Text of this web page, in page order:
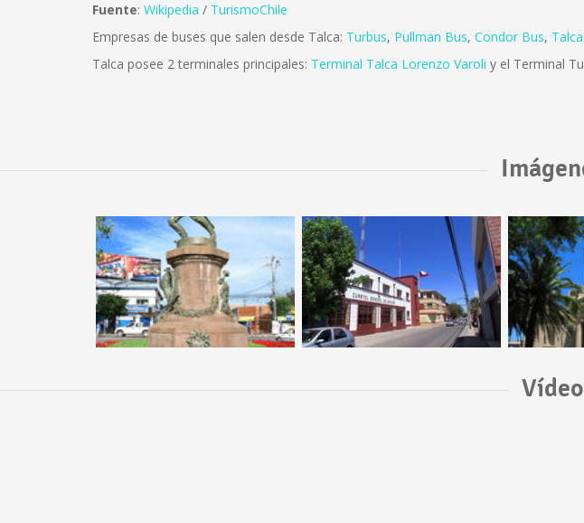
Fuente: Wikipedia / TurismoChile
Empresas de buses que salen desde Talca: Turbus, Pullman Bus, Condor Bus,
Talca posee 2 terminales principales: Terminal Talca Lorenzo Varoli y el Terminal